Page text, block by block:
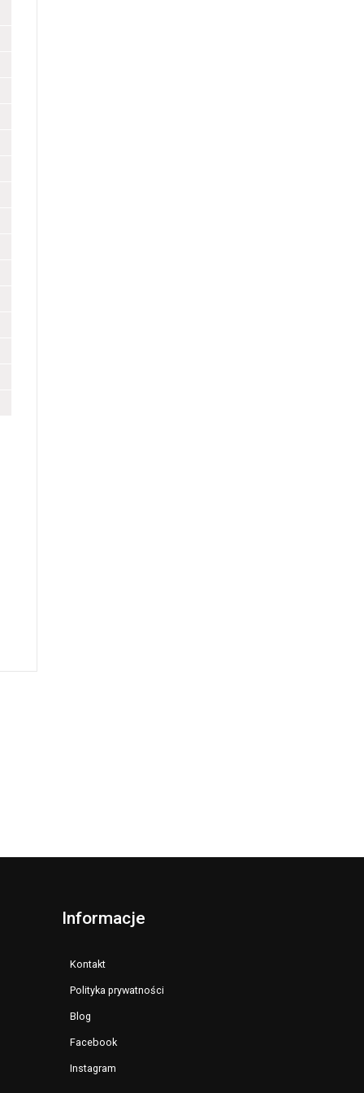
Informacje
Kontakt
Polityka prywatności
Blog
Facebook
Instagram